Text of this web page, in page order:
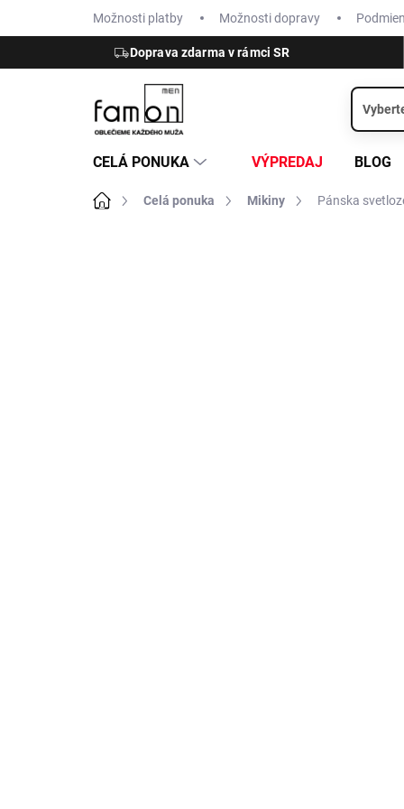
Možnosti platby Možnosti dopravy
Doprava zdarma v rámci SR
CELÁ PONUKA VÝPREDAJ BLOG
DomovCelá ponuka Mikiny Pánska